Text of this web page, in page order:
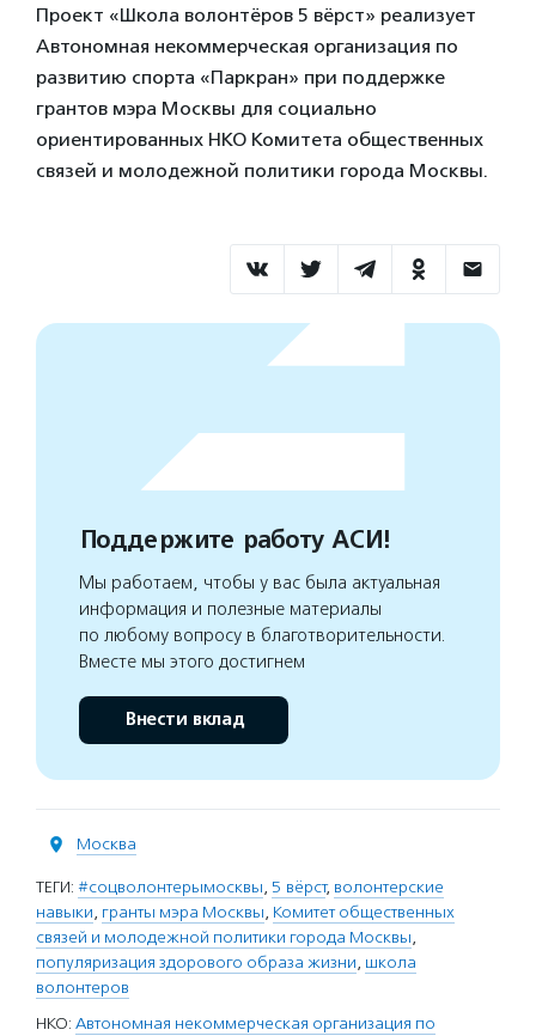
Проект «Школа волонтёров 5 вёрст» реализует
Автономная некоммерческая организация по
развитию спорта «Паркран» при поддержке
грантов мэра Москвы для социально
ориентированных НКО Комитета общественных
связей и молодежной политики города Москвы.
Поддержите работу АСИ!
Мы работаем, чтобы у вас была актуальная
информация и полезные материалы
по любому вопросу в благотворительности.
Вместе мы этого достигнем
Внести вклад
Москва
ТЕГИ: #соцволонтерымосквы, 5 вёрст, волонтерские
навыки, гранты мэра Москвы, Комитет общественных
связей и молодежной политики города Москвы,
популяризация здорового образа жизни, школа
волонтеров
НКО: Автономная некоммерческая организация по